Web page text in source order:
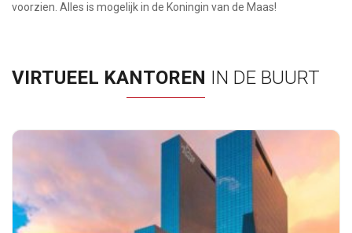
voorzien. Alles is mogelijk in de Koningin van de Maas!
VIRTUEEL KANTOREN IN DE BUURT